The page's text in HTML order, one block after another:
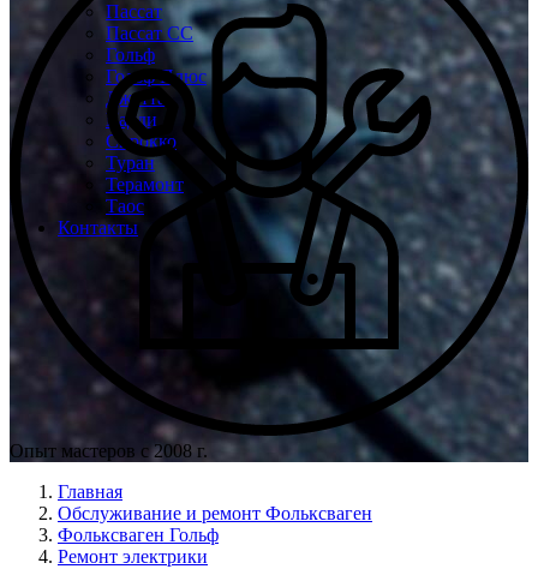
Пассат
Пассат СС
Гольф
Гольф Плюс
Джетта
Кадди
Сирокко
Туран
Терамонт
Таос
Контакты
Опыт мастеров с 2008 г.
Главная
Обслуживание и ремонт Фольксваген
Фольксваген Гольф
Ремонт электрики